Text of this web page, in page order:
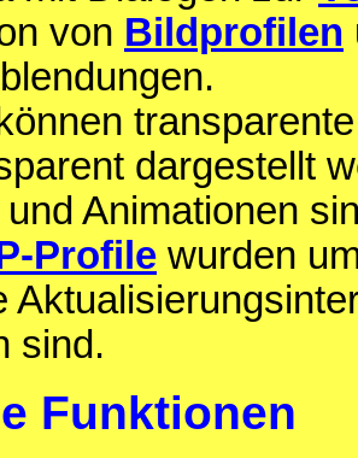
von Bildprofilen
können
dargestellt
Animationen
Profile wurden
sind.
Funktionen